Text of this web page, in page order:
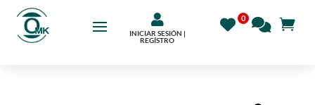

INICIAR SESIÓN |
REGÍSTRO